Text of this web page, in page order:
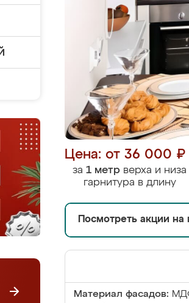
Цена: от 36 000 ₽
за 1 метр верха и низа
гарнитура в длину
Посмотреть акции
Материал фасадов: